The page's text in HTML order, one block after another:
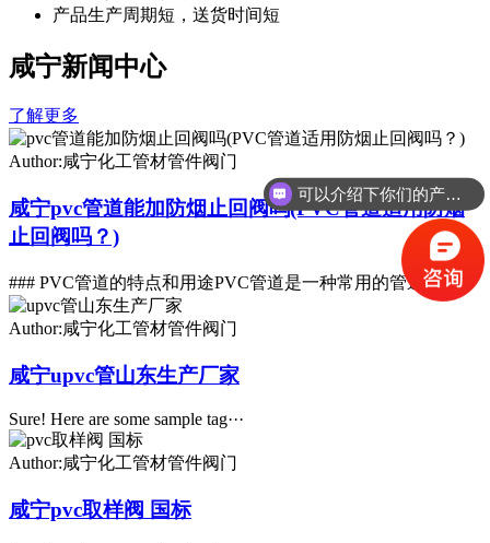
产品生产周期短，送货时间短
咸宁新闻中心
了解更多
Author:咸宁化工管材管件阀门
咸宁pvc管道能加防烟止回阀吗(PVC管道适用防烟
止回阀吗？)
### PVC管道的特点和用途PVC管道是一种常用的管道材料···
Author:咸宁化工管材管件阀门
咸宁upvc管山东生产厂家
Sure! Here are some sample tag···
Author:咸宁化工管材管件阀门
咸宁pvc取样阀 国标
可以介绍下你们的产品么